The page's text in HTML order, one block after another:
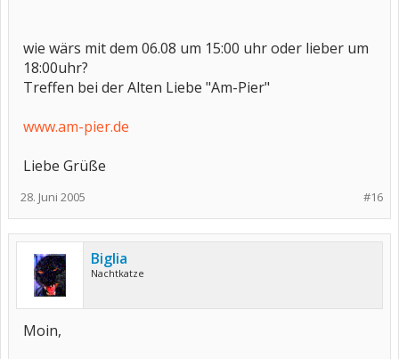
wie wärs mit dem 06.08 um 15:00 uhr oder lieber um
18:00uhr?
Treffen bei der Alten Liebe "Am-Pier"
www.am-pier.de
Liebe Grüße
#16
28. Juni 2005
Biglia
Nachtkatze
Moin,